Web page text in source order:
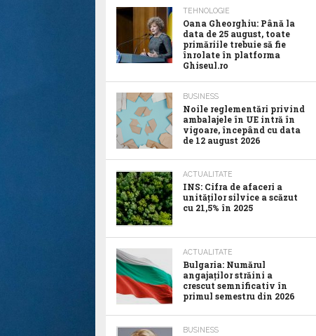
TEHNOLOGIE
Oana Gheorghiu: Până la
data de 25 august, toate
primăriile trebuie să fie
înrolate în platforma
Ghiseul.ro
BUSINESS
Noile reglementări privind
ambalajele în UE intră în
vigoare, începând cu data
de 12 august 2026
ACTUALITATE
INS: Cifra de afaceri a
unităților silvice a scăzut
cu 21,5% în 2025
ACTUALITATE
Bulgaria: Numărul
angajaților străini a
crescut semnificativ în
primul semestru din 2026
BUSINESS